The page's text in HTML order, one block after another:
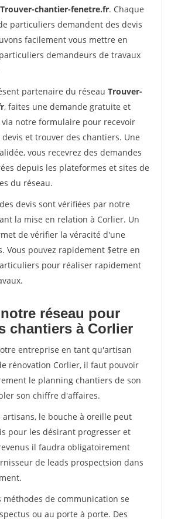
Trouver-chantier-fenetre.fr. Chaque
particuliers demandent des devis
facilement vous mettre en
demandeurs de travaux
partenaire du réseau Trouver-
, faites une demande gratuite et
via notre formulaire pour recevoir
et trouver des chantiers. Une
vous recevrez des demandes
depuis les plateformes et sites de
du réseau.
devis sont vérifiées par notre
la mise en relation à Corlier. Un
de vérifier la véracité d'une
Vous pouvez rapidement $etre en
pour réaliser rapidement
réseau pour
chantiers à Corlier
entreprise en tant qu'artisan
rénovation Corlier, il faut pouvoir
le planning chantiers de son
son chiffre d'affaires.
artisans, le bouche à oreille peut
pour les désirant progresser et
il faudra obligatoirement
de leads prospectsion dans
de communication se
ou au porte à porte. Des